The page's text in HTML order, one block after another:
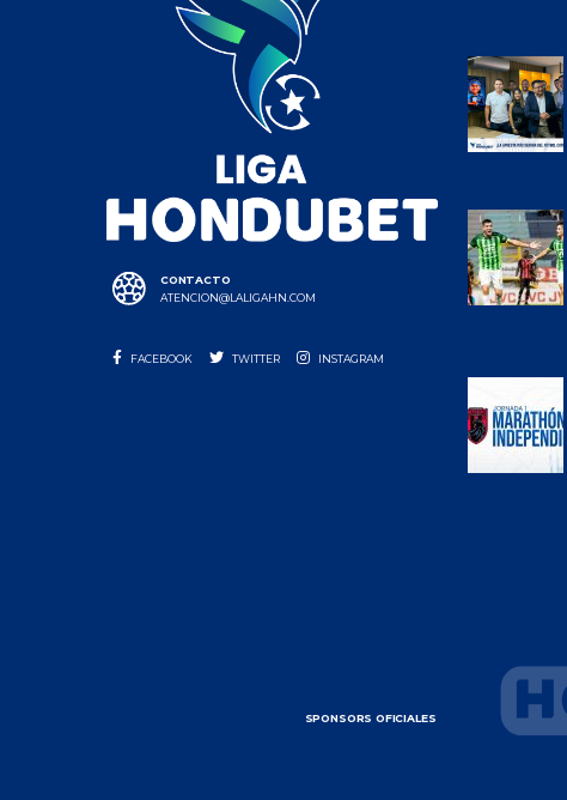
CONTACTO
ATENCION@LALIGAHN.COM
FACEBOOK TWITTER INSTAGRAM
SPONSORS OFICIALES